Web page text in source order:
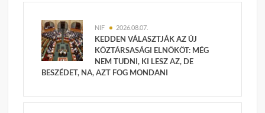
NIF 2026.08.07.
KEDDEN VÁLASZTJÁK AZ ÚJ
KÖZTÁRSASÁGI ELNÖKÖT: MÉG
NEM TUDNI, KI LESZ AZ, DE
BESZÉDET, NA, AZT FOG MONDANI